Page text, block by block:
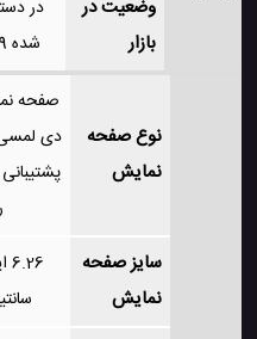
وضعیت در
بازار
در
شده 2019، مارس
نوع صفحه
نمایش
صفحه
سایز صفحه
نمایش